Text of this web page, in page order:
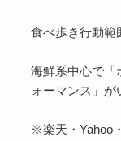
食べ歩き行動範
海鮮系中心で「
ォーマンス」が
※楽天・Yahoo